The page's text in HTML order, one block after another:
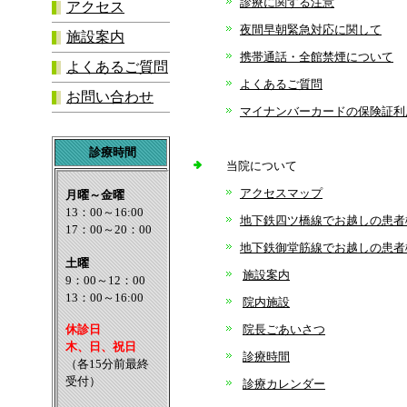
アクセス
施設案内
よくあるご質問
お問い合わせ
診療時間
夜間早朝緊急対応に関して
携帯通話・全館禁煙について
よくあるご質問
マイナンバーカードの保険証
当院について
アクセスマップ
地下鉄四ツ橋線でお越しの患者
地下鉄御堂筋線でお越しの患者
施設案内
院内施設
院長ごあいさつ
診療時間
診療カレンダー